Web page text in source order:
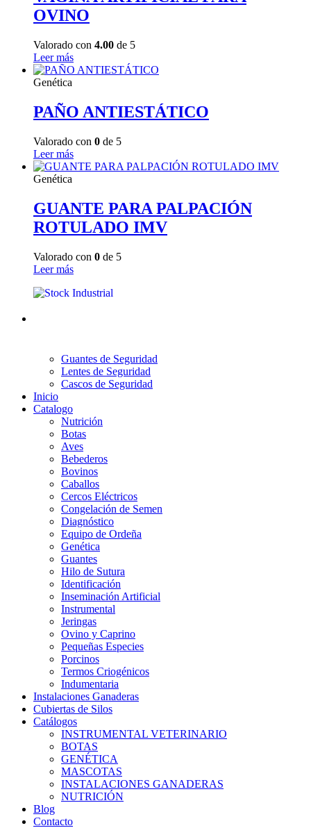
OVINO
Valorado con 4.00 de 5
Leer más
Genética
PAÑO ANTIESTÁTICO
Valorado con 0 de 5
Leer más
Genética
GUANTE PARA PALPACIÓN
ROTULADO IMV
Valorado con 0 de 5
Leer más
Guantes de Seguridad
Lentes de Seguridad
Cascos de Seguridad
Inicio
Catalogo
Nutrición
Botas
Aves
Bebederos
Bovinos
Caballos
Cercos Eléctricos
Congelación de Semen
Diagnóstico
Equipo de Ordeña
Genética
Guantes
Hilo de Sutura
Identificación
Inseminación Artificial
Instrumental
Jeringas
Ovino y Caprino
Pequeñas Especies
Porcinos
Termos Criogénicos
Indumentaria
Instalaciones Ganaderas
Cubiertas de Silos
Catálogos
INSTRUMENTAL VETERINARIO
BOTAS
GENÉTICA
MASCOTAS
INSTALACIONES GANADERAS
NUTRICIÓN
Blog
Contacto